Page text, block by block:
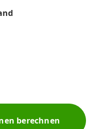
berechnen